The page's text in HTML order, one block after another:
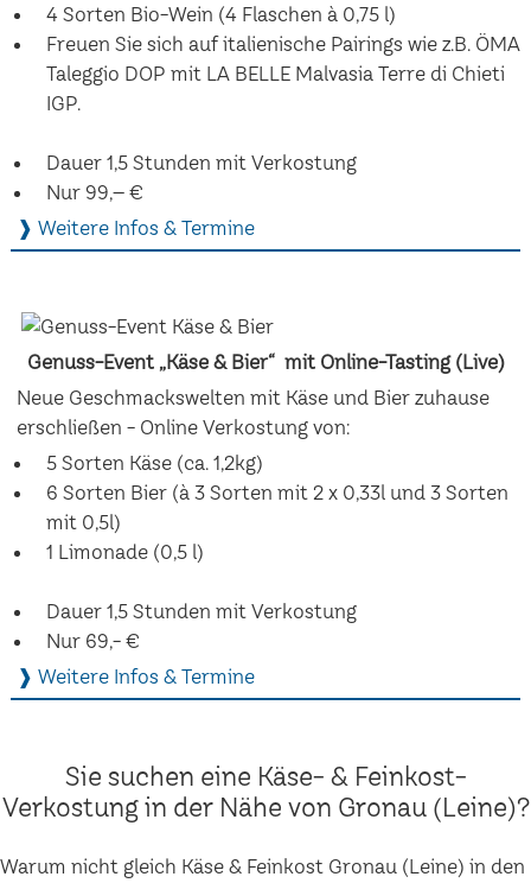
4 Sorten Bio-Wein (4 Flaschen à 0,75 l)
Freuen Sie sich auf italienische Pairings wie z.B. ÖMA
Taleggio DOP mit LA BELLE Malvasia Terre di Chieti
IGP.
Dauer 1,5 Stunden mit Verkostung
Nur 99,– €
❱ Weitere Infos & Termine
Genuss-Event „Käse & Bier“ mit Online-Tasting (Live)
Neue Geschmackswelten mit Käse und Bier zuhause
erschließen - Online Verkostung von:
5 Sorten Käse (ca. 1,2kg)
6 Sorten Bier (à 3 Sorten mit 2 x 0,33l und 3 Sorten
mit 0,5l)
1 Limonade (0,5 l)
Dauer 1,5 Stunden mit Verkostung
Nur 69,- €
❱ Weitere Infos & Termine
Sie suchen eine Käse- & Feinkost-
Verkostung in der Nähe von Gronau (Leine)?
Warum nicht gleich Käse & Feinkost Gronau (Leine) in den